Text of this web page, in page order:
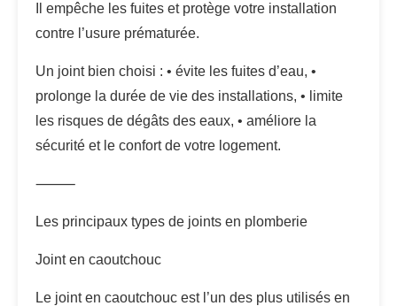
Il empêche les fuites et protège votre installation
contre l’usure prématurée.
Un joint bien choisi : • évite les fuites d’eau, •
prolonge la durée de vie des installations, • limite
les risques de dégâts des eaux, • améliore la
sécurité et le confort de votre logement.
⸻
Les principaux types de joints en plomberie
Joint en caoutchouc
Le joint en caoutchouc est l’un des plus utilisés en